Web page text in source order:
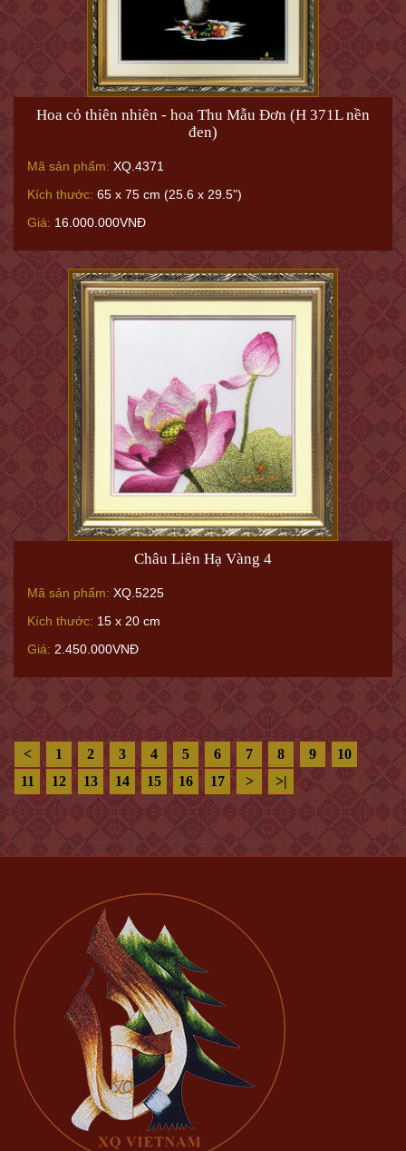
Hoa cỏ thiên nhiên - hoa Thu Mẫu Đơn (H 371L nền
đen)
Mã sản phẩm: XQ.4371
Kích thước: 65 x 75 cm (25.6 x 29.5")
Giá: 16.000.000VNĐ
Châu Liên Hạ Vàng 4
Mã sản phẩm: XQ.5225
Kích thước: 15 x 20 cm
Giá: 2.450.000VNĐ
< 1 2 3 4 5 6 7 8 9
10
11
12 13 14 15 16 17 > >|